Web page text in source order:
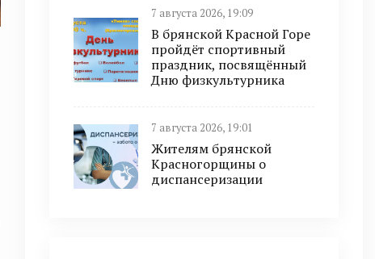
7 августа 2026, 19:09
В брянской Красной Горе
пройдёт спортивный
праздник, посвящённый
Дню физкультурника
7 августа 2026, 19:01
Жителям брянской
Красногорщины о
диспансеризации